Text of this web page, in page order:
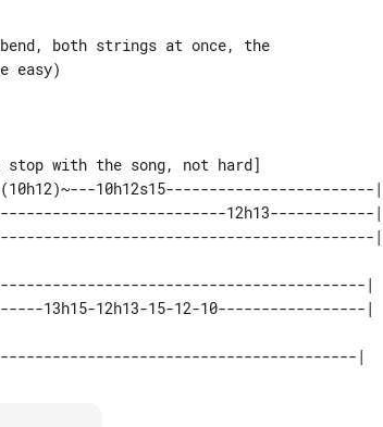
both strings at once, the
time, quite easy)
10h12s15------------------------|
12h13------------|
|